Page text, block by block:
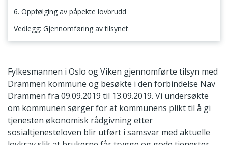
6. Oppfølging av påpekte lovbrudd
Vedlegg: Gjennomføring av tilsynet
Fylkesmannen i Oslo og Viken gjennomførte tilsyn med
Drammen kommune og besøkte i den forbindelse Nav
Drammen fra 09.09.2019 til 13.09.2019. Vi undersøkte
om kommunen sørger for at kommunens plikt til å gi
tjenesten økonomisk rådgivning etter
sosialtjenesteloven blir utført i samsvar med aktuelle